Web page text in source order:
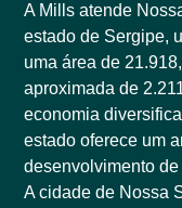
A Mills atende
estado de Sergipe,
uma área de
aproximada de
economia
estado oferece um
desenvolvimento
A cidade de Nossa